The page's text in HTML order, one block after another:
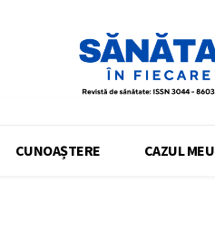
CUNOAȘTERE CAZUL MEU